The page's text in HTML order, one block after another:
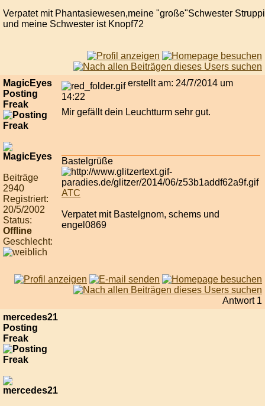
Verpatet mit Phantasiewesen,meine "große"Schwester
und meine Schwester ist Knopf72
MagicEyes
Posting
Freak
Beiträge
2940
Registriert:
20/5/2002
Status:
Offline
Geschlecht:
erstellt am: 24/7/2014 um
14:22
Mir gefällt dein Leuchtturm sehr gut.
Bastelgrüße
ATC
Verpatet mit Bastelgnom, schems und
engel0869
Antwort 1
mercedes21
Posting
Freak